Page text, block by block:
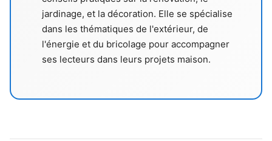
jardinage, et la décoration. Elle se spécialise
dans les thématiques de l'extérieur, de
l'énergie et du bricolage pour accompagner
ses lecteurs dans leurs projets maison.